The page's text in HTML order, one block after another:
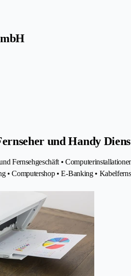
und Handy
Fernsehgeschäft •
• Computershop • E-Banking •